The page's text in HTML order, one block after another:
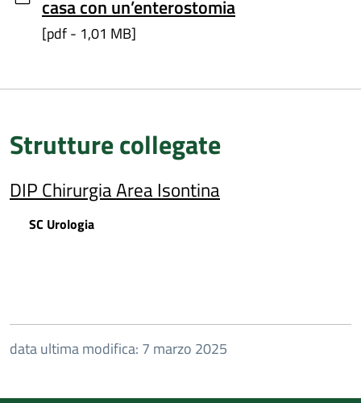
casa con un’enterostomia
[pdf - 1,01 MB]
Strutture collegate
DIP Chirurgia Area Isontina
SC Urologia
data ultima modifica: 7 marzo 2025